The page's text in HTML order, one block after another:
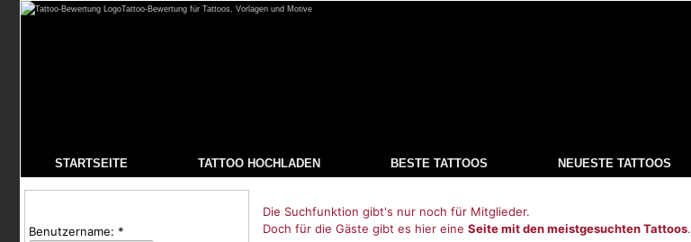
Tattoo-Bewertung für Tattoos, Vorlagen und Motive
STARTSEITE TATTOO HOCHLADEN BESTE TATTOOS NEUESTE TATTOOS
Benutzername: *
Die Suchfunktion gibt's nur noch für Mitglieder.
Doch für die Gäste gibt es hier eine Seite mit den meistgesuchten Tattoos.